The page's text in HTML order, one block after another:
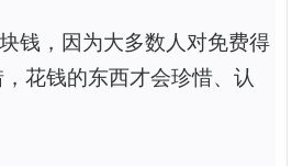
块钱，因为大多数人对免费得
花钱的东西才会珍惜、认